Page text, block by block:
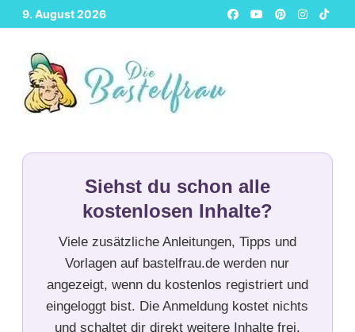
Zurück
zum
Inhalt
9. August 2026
Siehst du schon alle
kostenlosen Inhalte?
Viele zusätzliche Anleitungen, Tipps und
Vorlagen auf bastelfrau.de werden nur
angezeigt, wenn du kostenlos registriert und
eingeloggt bist. Die Anmeldung kostet nichts
und schaltet dir direkt weitere Inhalte frei.